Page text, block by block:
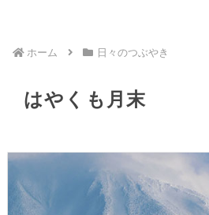
ホーム 日々のつぶやき
はやくも月末